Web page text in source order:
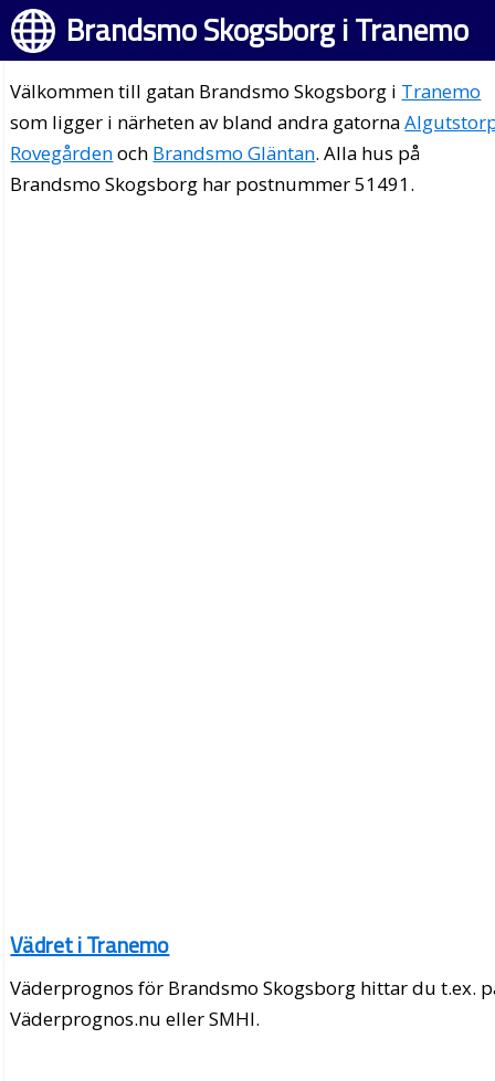
Brandsmo Skogsborg i Tranemo
Välkommen till gatan Brandsmo Skogsborg i Tranemo
som ligger i närheten av bland andra gatorna
Rovegårdenoch Brandsmo Gläntan. Alla hus på
Brandsmo Skogsborg har postnummer 51491.
Vädret i Tranemo
Väderprognos för Brandsmo Skogsborg hittar du t.ex.
Väderprognos.nu eller SMHI.